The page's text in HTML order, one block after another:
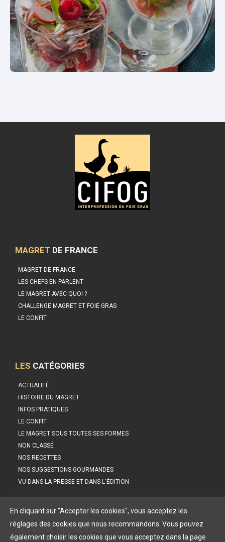
MAGRET DE FRANCE
MAGRET DE FRANCE
LES CHEFS EN PARLENT
LE MAGRET AVEC QUOI ?
CHALLENGE MAGRET ET FOIE GRAS
LE CONFIT
LES CATÉGORIES
ACTUALITÉ
HISTOIRE DU MAGRET
INFOS PRATIQUES
LE CONFIT
LE MAGRET SOUS TOUTES SES FORMES
NON CLASSÉ
NOS RECETTES
NOS SUGGESTIONS GOURMANDES
VU DANS LA PRESSE ET DANS L'ÉDITION
LES PLUSPOPULAIRES
En cliquant sur "Accepter les cookies", vous acceptez les
réglages des cookies que nous recommandons. Vous pouvez
également choisir les cookies que vous acceptez dans la page